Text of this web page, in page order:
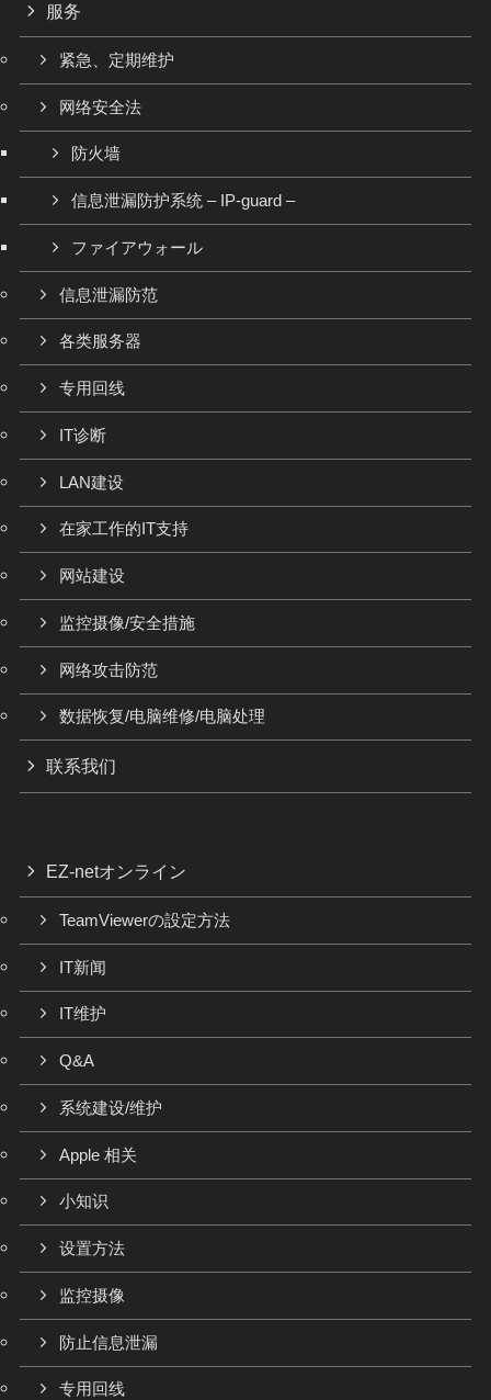
服务
紧急、定期维护
网络安全法
防火墙
信息泄漏防护系统 – IP-guard –
ファイアウォール
信息泄漏防范
各类服务器
专用回线
IT诊断
LAN建设
在家工作的IT支持
网站建设
监控摄像/安全措施
网络攻击防范
数据恢复/电脑维修/电脑处理
联系我们
EZ-netオンライン
TeamViewerの設定方法
IT新闻
IT维护
Q&A
系统建设/维护
Apple 相关
小知识
设置方法
监控摄像
防止信息泄漏
专用回线